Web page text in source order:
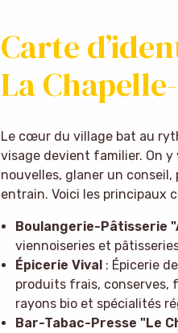
Carte
La
Le cœur du village bat au
visage devient familier. On y
nouvelles, glaner un
entrain. Voici les principaux
Boulangerie-Pâtisserie
viennoiseries et
Épicerie Vival: Épicerie
produits frais, conserves,
rayons bio et spécialités
Bar-Tabac-Presse "Le